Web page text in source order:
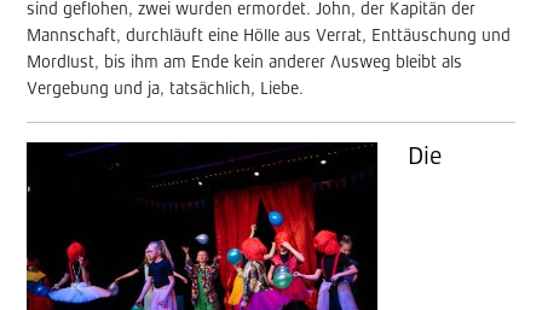
sind geflohen, zwei wurden ermordet. John, der Kapitän der
Mannschaft, durchläuft eine Hölle aus Verrat, Enttäuschung und
Mordlust, bis ihm am Ende kein anderer Ausweg bleibt als
Vergebung und ja, tatsächlich, Liebe.
Die